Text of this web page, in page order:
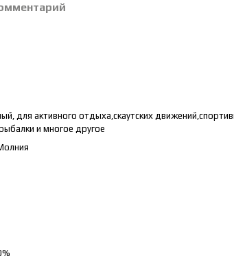
для активного отдыха,скаутских
и многое другое